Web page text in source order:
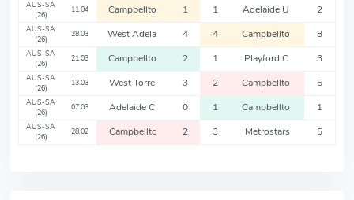
AUS-SA
(26)
11.04 Campbellto 1 1 Adelaide U 2
AUS-SA
(26)
28.03 West Adela 4 4 Campbellto 8
AUS-SA
(26)
21.03 Campbellto 2 1 Playford C 3
AUS-SA
(26)
13.03 West Torre 3 2 Campbellto 5
AUS-SA
(26)
07.03 Adelaide C 0 1 Campbellto 1
AUS-SA
(26)
28.02 Campbellto 2 3 Metrostars 5